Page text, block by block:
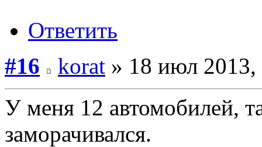
Ответить
#16
korat » 18 июл 2013,
У меня 12 автомобилей,
заморачивался.